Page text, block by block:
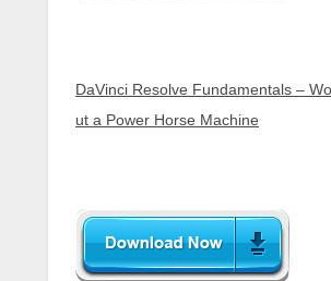
DaVinci Resolve Fundamentals –
ut a Power Horse Machine